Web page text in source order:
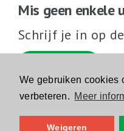
We gebruiken cookies
verbeteren. Meer
Weigeren
Mis geen enkele
Schrijf je in op
Volg ons op